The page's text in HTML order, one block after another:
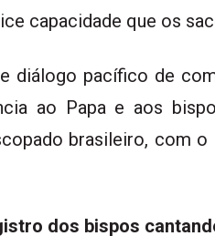
capacidade que os
diálogo pacífico de
ao Papa e aos
brasileiro, com o
dos bispos